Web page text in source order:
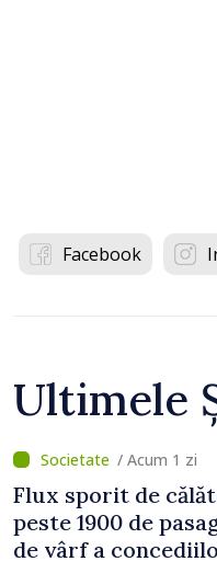
Facebook
Ultimele
/ Acum 1 zi
Flux sporit de
peste 1900 de
de vârf a